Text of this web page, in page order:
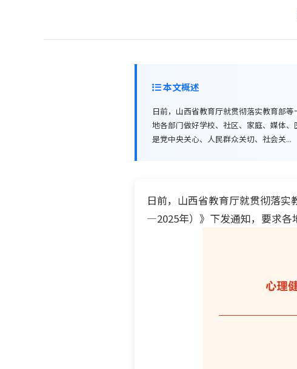
本文概述
日前，山西省教育厅就贯彻落实教育部
地各部门做好学校、社区、家庭、媒体
是党中央关心、人民群众关切、社会关...
日前，山西省教育厅就贯彻落
—2025年）》下发通知，要求各